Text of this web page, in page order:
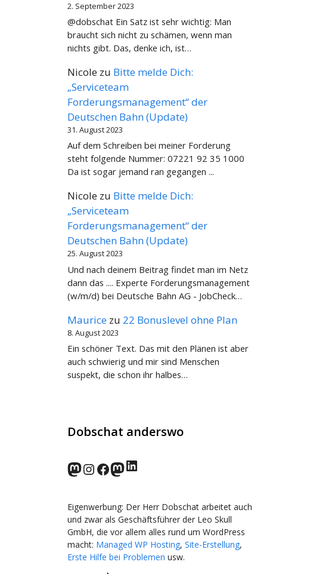
2. September 2023
@dobschat Ein Satz ist sehr wichtig: Man
braucht sich nicht zu schämen, wenn man
nichts gibt. Das, denke ich, ist…
Nicole zu Bitte melde Dich:
„Serviceteam
Forderungsmanagement“ der
Deutschen Bahn (Update)
31. August 2023
Auf dem Schreiben bei meiner Forderung
steht folgende Nummer: 07221 92 35 1000
Da ist sogar jemand ran gegangen ...
Nicole zu Bitte melde Dich:
„Serviceteam
Forderungsmanagement“ der
Deutschen Bahn (Update)
25. August 2023
Und nach deinem Beitrag findet man im Netz
dann das .... Experte Forderungsmanagement
(w/m/d) bei Deutsche Bahn AG - JobCheck…
Maurice zu 22 Bonuslevel ohne Plan
8. August 2023
Ein schöner Text. Das mit den Plänen ist aber
auch schwierig und mir sind Menschen
suspekt, die schon ihr halbes…
Dobschat anderswo
norden.social
Instagram
Facebook
wp-punks.social
LinkedIn
Eigenwerbung: Der Herr Dobschat arbeitet auch
und zwar als Geschäftsführer der Leo Skull
GmbH, die vor allem alles rund um WordPress
macht: Managed WP Hosting, Site-Erstellung,
Erste Hilfe bei Problemen usw.